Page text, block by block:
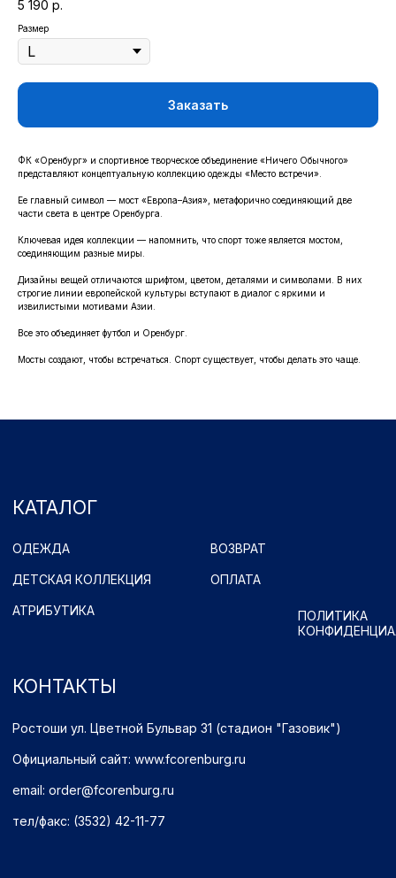
5 190 р.
Размер
Заказать
ФК «Оренбург» и спортивное творческое объединение «Ничего Обычного»
представляют концептуальную коллекцию одежды «Место встречи».
Ее главный символ — мост «Европа–Азия», метафорично соединяющий две
части света в центре Оренбурга.
Ключевая идея коллекции — напомнить, что спорт тоже является мостом,
соединяющим разные миры.
Дизайны вещей отличаются шрифтом, цветом, деталями и символами. В них
строгие линии европейской культуры вступают в диалог с яркими и
извилистыми мотивами Азии.
Все это объединяет футбол и Оренбург.
Мосты создают, чтобы встречаться. Спорт существует, чтобы делать это чаще.
КАТАЛОГ
КОНТАКТЫ
ДЕТСКАЯ КОЛЛЕКЦИЯ ОПЛАТА
ПОЛИТИКА
КОНФИДЕНЦИАЛЬНОСТИ
Политика обработки персональных данных.
Официальный сайт: www.fcorenburg.ru
email: order@fcorenburg.ru